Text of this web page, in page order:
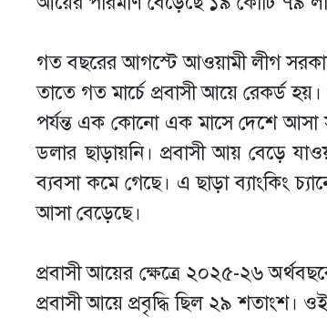
গত বছরের আগস্টে আওয়ামী লীগ
তাতে গত মার্চে প্রবাসী আয়ে রেকর্ড
পর্যন্ত এক কোনো এক মাসে দেশে আসা
ডলার ছাড়ায়নি। প্রবাসী আয় বেড়ে
ব্যবসা কমে গেছে। এ ছাড়া ব্যাংকিং
আসা বেড়েছে।
প্রবাসী আয়ের ক্ষেত্রে ২০২৫-২৬
প্রবাসী আয়ে প্রবৃদ্ধি ছিল ২৯ শতাংশ।